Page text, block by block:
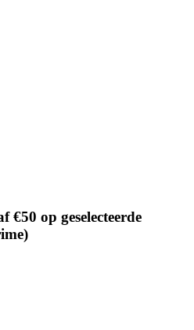
op geselecteerde